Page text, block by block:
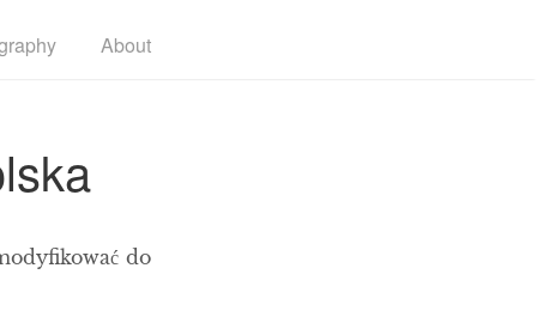
About
do